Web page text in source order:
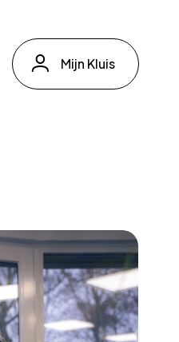
Mijn Kluis